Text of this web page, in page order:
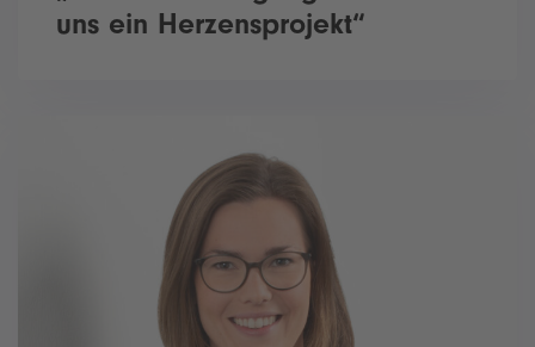
uns ein Herzensprojekt“